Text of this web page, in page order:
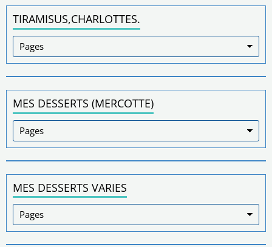
TIRAMISUS,CHARLOTTES.
MES DESSERTS (MERCOTTE)
MES DESSERTS VARIES